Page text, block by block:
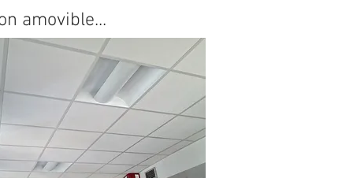
amovible...